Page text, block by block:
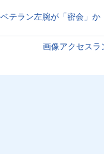
テラン左腕が「密会」か
画像アクセスラ